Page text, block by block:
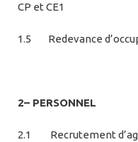
CP et CE1
1.5 Redevance
2– PERSONNEL
2.1 Recrutement